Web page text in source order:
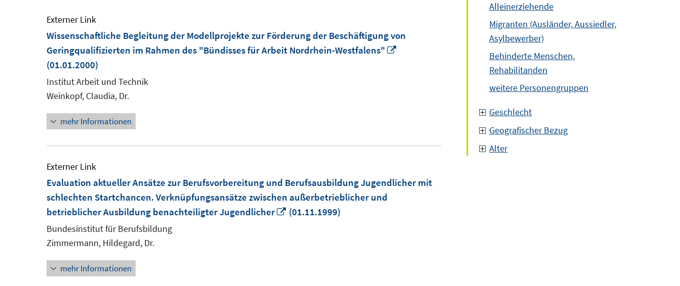
Externer Link
Wissenschaftliche Begleitung der Modellprojekte zur Förderung der Beschäftigung von
Geringqualifizierten im Rahmen des "Bündisses für Arbeit Nordrhein-Westfalens"
(01.01.2000)
Institut Arbeit und Technik
Weinkopf, Claudia, Dr.
mehr Informationen
Externer Link
Evaluation aktueller Ansätze zur Berufsvorbereitung und Berufsausbildung Jugendlicher mit
schlechten Startchancen. Verknüpfungsansätze zwischen außerbetrieblicher und
betrieblicher Ausbildung benachteiligter Jugendlicher
In
(01.11.1999)
Bundesinstitut für Berufsbildung
Zimmermann, Hildegard, Dr.
mehr Informationen
Alleinerziehende
Migranten (Ausländer, Aussiedler,
Asylbewerber)
Behinderte Menschen,
Rehabilitanden
weitere Personengruppen
Geschlecht
Geografischer Bezug
Alter